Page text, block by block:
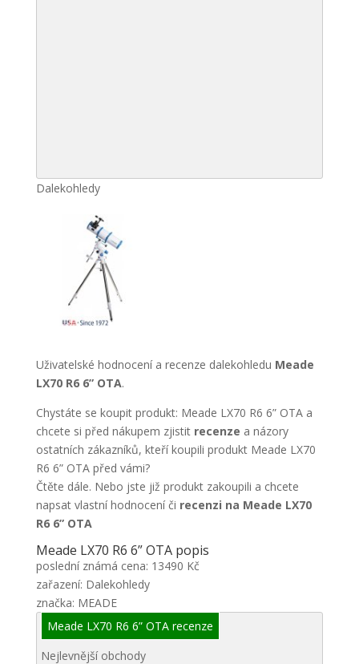
Dalekohledy
Uživatelské hodnocení a recenze dalekohledu Meade
LX70 R6 6” OTA.
Chystáte se koupit produkt: Meade LX70 R6 6” OTA a
chcete si před nákupem zjistit recenze a názory
ostatních zákazníků, kteří koupili produkt Meade LX70
R6 6” OTA před vámi?
Čtěte dále. Nebo jste již produkt zakoupili a chcete
napsat vlastní hodnocení či recenzi na Meade LX70
R6 6” OTA
Meade LX70 R6 6” OTA popis
poslední známá cena: 13490 Kč
zařazení: Dalekohledy
značka: MEADE
Meade LX70 R6 6” OTA recenze
Nejlevnější obchody